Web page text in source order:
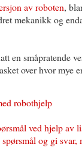
av roboten,
mekanikk og
en småpratende
over hvor mye
robothjelp
ved hjelp av
og gi svar,